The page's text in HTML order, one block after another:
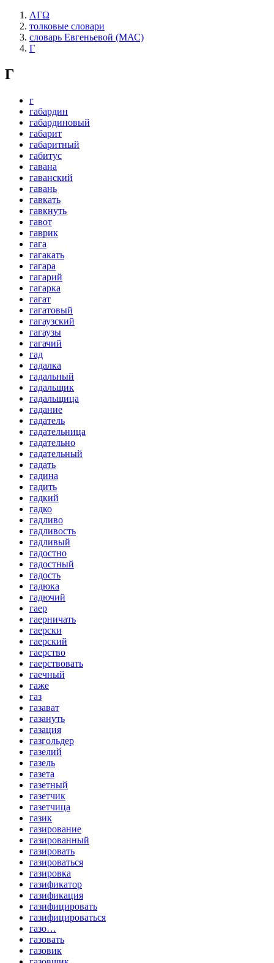
ΛΓΩ
толковые словари
словарь Евгеньевой (МАС)
Г
Г
г
габардин
габардиновый
габарит
габаритный
габитус
гавана
гаванский
гавань
гавкать
гавкнуть
гавот
гаврик
гага
гагакать
гагара
гагарий
гагарка
гагат
гагатовый
гагаузский
гагаузы
гагачий
гад
гадалка
гадальный
гадальщик
гадальщица
гадание
гадатель
гадательница
гадательно
гадательный
гадать
гадина
гадить
гадкий
гадко
гадливо
гадливость
гадливый
гадостно
гадостный
гадость
гадюка
гадючий
гаер
гаерничать
гаерски
гаерский
гаерство
гаерствовать
гаечный
гаже
газ
газават
газануть
газация
газгольдер
газелий
газель
газета
газетный
газетчик
газетчица
газик
газирование
газированный
газировать
газироваться
газировка
газификатор
газификация
газифицировать
газифицироваться
газо…
газовать
газовик